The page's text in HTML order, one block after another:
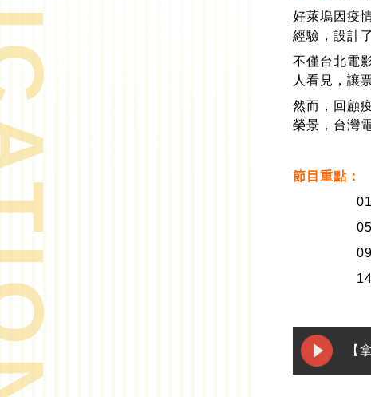
好萊塢因疫
經驗，設計
不僅台北電
人看見，讓
然而，回顧
榮景，台灣
節目重點：
【拿